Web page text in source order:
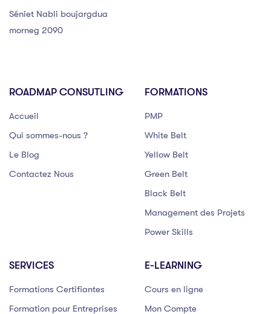
Séniet Nabli boujargdua
morneg 2090
ROADMAP CONSUTLING
Accueil
Qui sommes-nous ?
Le Blog
Contactez Nous
FORMATIONS
PMP
White Belt
Yellow Belt
Green Belt
Black Belt
Management des Projets
Power Skills
SERVICES
Formations Certifiantes
Formation pour Entreprises
E-LEARNING
Cours en ligne
Mon Compte